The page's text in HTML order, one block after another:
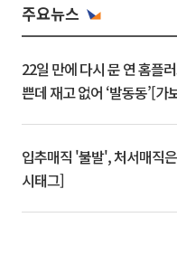
주요뉴스
22일 만에 다시 문 연 홈플
쁜데 재고 없어 ‘발동동’[가
입추매직 '불발', 처서매직
시태그]